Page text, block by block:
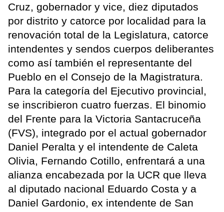
Cruz, gobernador y vice, diez diputados
por distrito y catorce por localidad para la
renovación total de la Legislatura, catorce
intendentes y sendos cuerpos deliberantes
como así también el representante del
Pueblo en el Consejo de la Magistratura.
Para la categoría del Ejecutivo provincial,
se inscribieron cuatro fuerzas. El binomio
del Frente para la Victoria Santacruceña
(FVS), integrado por el actual gobernador
Daniel Peralta y el intendente de Caleta
Olivia, Fernando Cotillo, enfrentará a una
alianza encabezada por la UCR que lleva
al diputado nacional Eduardo Costa y a
Daniel Gardonio, ex intendente de San